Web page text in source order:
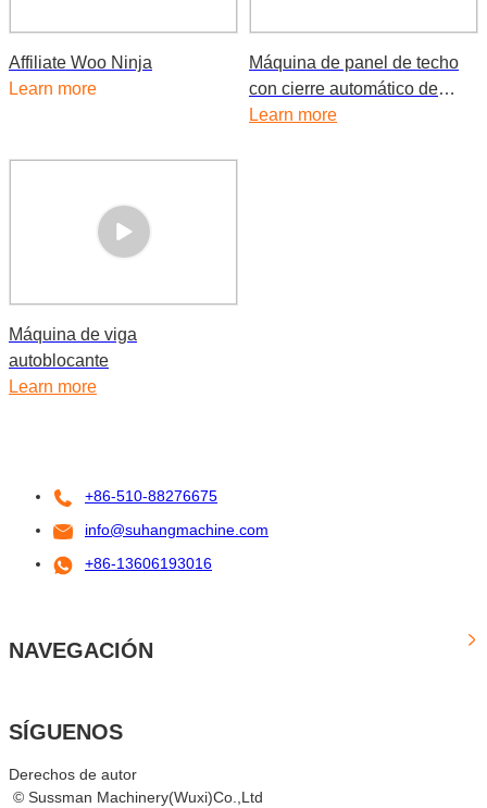
Affiliate Woo Ninja
Learn more
Máquina de panel de techo
con cierre automático de
costura alzada Bemo
Learn more
Máquina de viga
autoblocante
Learn more
+86-510-88276675
info@suhangmachine.com
+86-13606193016
NAVEGACIÓN
SÍGUENOS
Derechos de autor
© Sussman Machinery(Wuxi)Co.,Ltd